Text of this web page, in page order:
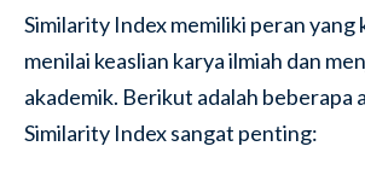
Similarity Index memiliki peran yang
menilai keaslian karya ilmiah dan
akademik. Berikut adalah beberapa
Similarity Index sangat penting: